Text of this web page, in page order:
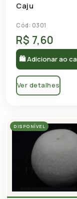
Caju
Cód: 0301
R$ 7,60
🛍 Adicionar ao
Ver detalhes
DISPONÍVEL